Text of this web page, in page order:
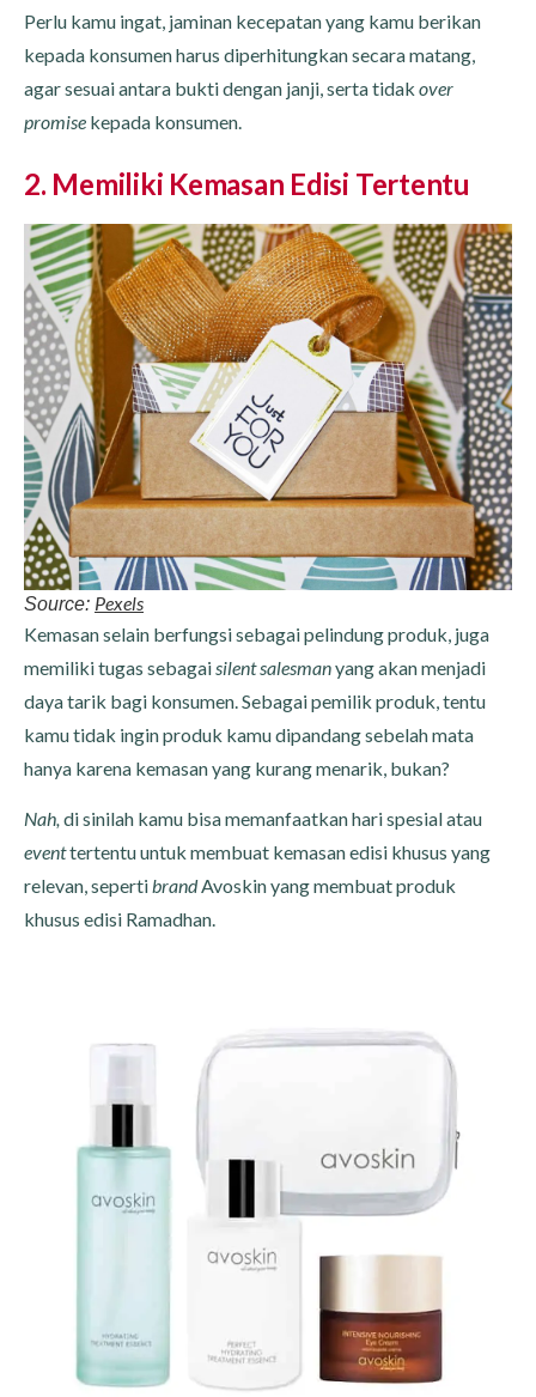
Perlu kamu ingat, jaminan kecepatan yang kamu berikan
kepada konsumen harus diperhitungkan secara matang,
agar sesuai antara bukti dengan janji, serta tidak over
promise kepada konsumen.
2. Memiliki Kemasan Edisi Tertentu
Source: Pexels
Kemasan selain berfungsi sebagai pelindung produk, juga
memiliki tugas sebagaisilent salesmanyang akan menjadi
daya tarik bagi konsumen. Sebagai pemilik produk, tentu
kamu tidak ingin produk kamu dipandang sebelah mata
hanya karena kemasan yang kurang menarik, bukan?
Nah, di sinilah kamu bisa memanfaatkan hari spesial atau
eventtertentu untuk membuat kemasan edisi khusus yang
relevan, sepertibrandAvoskin yang membuat produk
khusus edisi Ramadhan.